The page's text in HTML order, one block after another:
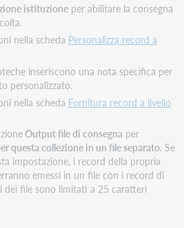
istituzioneper abilitare la consegna
nella scheda Personalizza record a
inseriscono una nota specifica per
personalizzato.
nella scheda Fornitura record a livello
Output file di consegna per
questa collezione in un file separato. Se
impostazione, i record della propria
emessi in un file con i record di
dei file sono limitati a 25 caratteri